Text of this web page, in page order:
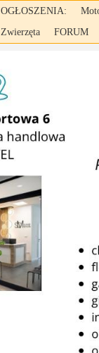
OGŁOSZENIA:
Zwierzęta
FORUM